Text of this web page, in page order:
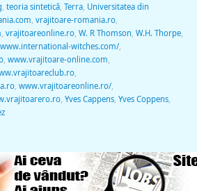
teoria sintetică, Terra, Universitatea din
vrajitoare-romania.ro,
vrajitoareonline.ro, W. R Thomson W.H. Thorpe,
www.international-witches.com/,
, www.vrajitoare-online.com
,
, www.vrajitoareonline.ro/,
, Yves Cappens, Yves Coppens,